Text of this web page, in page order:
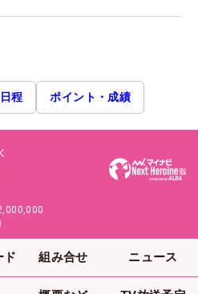
程 ポイント・成績
ド 組み合せ ニュース